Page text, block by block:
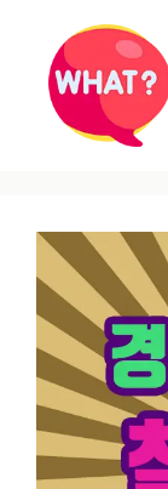
건너뛰기